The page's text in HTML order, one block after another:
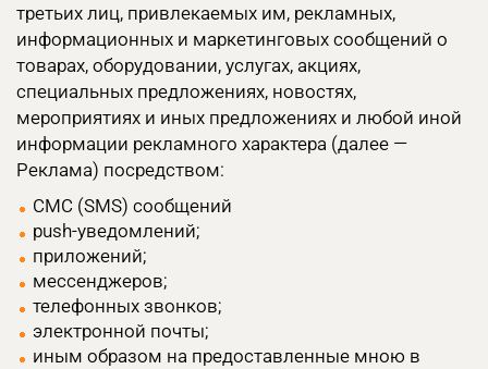
третьих лиц, привлекаемых им, рекламных,
информационных и маркетинговых сообщений о
товарах, оборудовании, услугах, акциях,
специальных предложениях, новостях,
мероприятиях и иных предложениях и любой иной
информации рекламного характера (далее —
Реклама) посредством:
СМС (SMS) сообщений
push-уведомлений;
приложений;
мессенджеров;
телефонных звонков;
электронной почты;
иным образом на предоставленные мною в